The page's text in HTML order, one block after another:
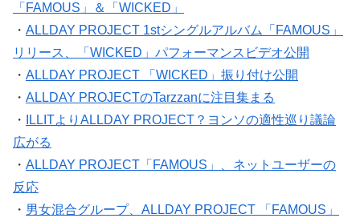
「FAMOUS」＆「WICKED」
・ ALLDAY PROJECT 1stシングルアルバム「FAMOUS」
リリース、「WICKED」パフォーマンスビデオ公開
・ ALLDAY PROJECT 「WICKED」振り付け公開
・ ALLDAY PROJECTのTarzzanに注目集まる
・
ILLITよりALLDAY PROJECT？ヨンソの適性巡り議論
広がる
・ ALLDAY PROJECT「FAMOUS」、ネットユーザーの
反応
・ 男女混合グループ、ALLDAY PROJECT 「FAMOUS」